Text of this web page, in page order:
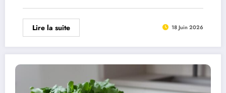
Lire la suite 18 Juin 2026